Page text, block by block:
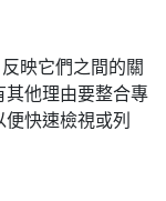
映它們之間的關
他理由要整合專
快速檢視或列